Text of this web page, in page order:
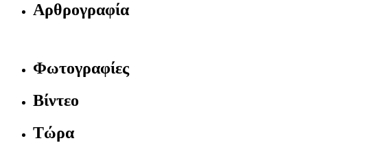
Αρθρογραφία
Φωτογραφίες
Βίντεο
Τώρα